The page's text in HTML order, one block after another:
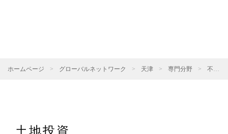
ホームページ > グローバルネットワーク > 天津 > 専門分野 > 不動産・建設プロジェクト
土地投資